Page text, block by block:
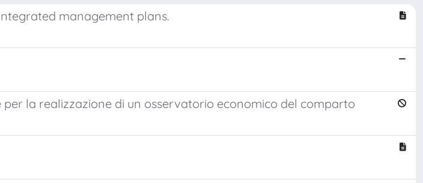
management plans.
la realizzazione di un osservatorio economico del comparto